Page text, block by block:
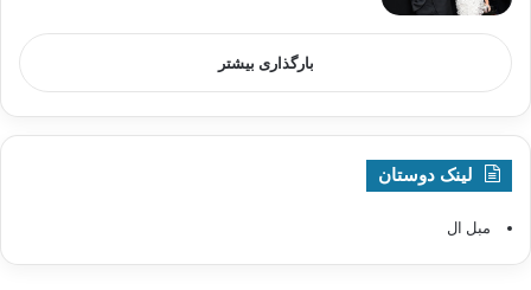
بارگذاری بیشتر
لینک دوستان
مبل ال